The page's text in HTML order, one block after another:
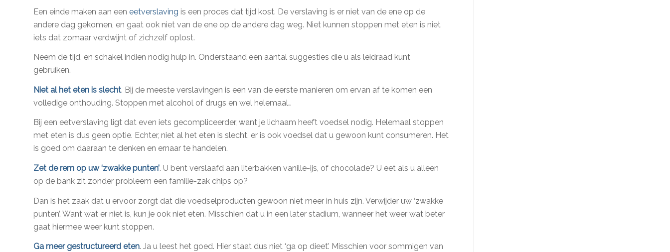
Een einde maken aan een eetverslaving is een proces dat tijd kost. De verslaving is er niet van de ene op de
andere dag gekomen, en gaat ook niet van de ene op de andere dag weg. Niet kunnen stoppen met eten is niet
iets dat zomaar verdwijnt of zichzelf oplost.
Neem de tijd. en schakel indien nodig hulp in. Onderstaand een aantal suggesties die u als leidraad kunt
gebruiken.
Niet al het eten is slecht. Bij de meeste verslavingen is een van de eerste manieren om ervan af te komen een
volledige onthouding. Stoppen met alcohol of drugs en wel helemaal…
Bij een eetverslaving ligt dat even iets gecompliceerder, want je lichaam heeft voedsel nodig. Helemaal stoppen
met eten is dus geen optie. Echter, niet al het eten is slecht, er is ook voedsel dat u gewoon kunt consumeren. Het
is goed om daaraan te denken en ernaar te handelen.
Zet de rem op uw ‘zwakke punten’. U bent verslaafd aan literbakken vanille-ijs, of chocolade? U eet als u alleen
op de bank zit zonder probleem een familie-zak chips op?
Dan is het zaak dat u ervoor zorgt dat die voedselproducten gewoon niet meer in huis zijn. Verwijder uw ‘zwakke
punten’. Want wat er niet is, kun je ook niet eten. Misschien dat u in een later stadium, wanneer het weer wat beter
gaat hiermee weer kunt stoppen.
Ga meer gestructureerd eten. Ja u leest het goed. Hier staat dus niet ‘ga op dieet’. Misschien voor sommigen van